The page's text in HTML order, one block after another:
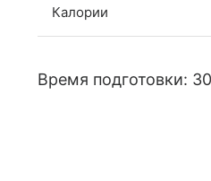
Калории
Время подготовки: